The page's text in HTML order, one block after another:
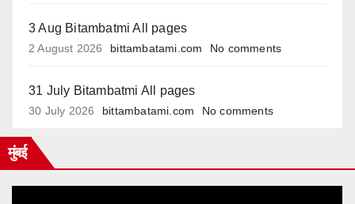
3 Aug Bitambatmi All pages
2 August 2026 bittambatami.com No comments
31 July Bitambatmi All pages
30 July 2026 bittambatami.com No comments
मुंबई